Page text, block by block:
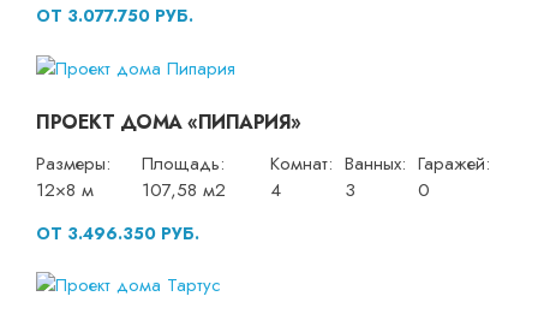
ОТ 3.077.750 РУБ.
ПРОЕКТ ДОМА «ПИПАРИЯ»
Размеры:
12×8 м
Площадь:
107,58 м2
Комнат:
4
Ванных:
3
Гаражей:
0
ОТ 3.496.350 РУБ.